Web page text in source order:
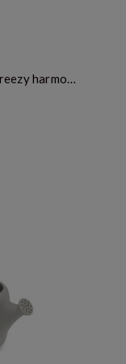
Filibabba Koło do pływania Alfie Breezy harmony Tender green